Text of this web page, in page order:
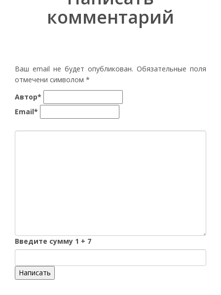
комментарий
Ваш email не будет опубликован. Обязательные поля
отмечени символом *
Автор*
Email*
Введите сумму 1 + 7
Написать